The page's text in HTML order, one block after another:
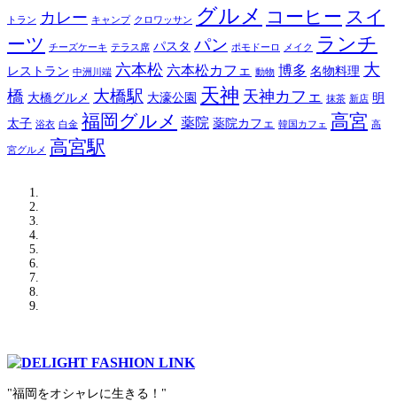
トラン カレー キャンプ クロワッサン グルメ コーヒー スイ
ーツ
チーズケーキ テラス席 パスタ パン ポモドーロ メイク ランチ
レストラン 中洲川端 六本松 六本松カフェ 動物 博多 名物料理 大
橋 大橋グルメ 大橋駅 大濠公園 天神 天神カフェ 抹茶 新店 明
太子 浴衣 白金 福岡グルメ 薬院 薬院カフェ 韓国カフェ 高宮 高
宮グルメ 高宮駅
"福岡をオシャレに生きる！"